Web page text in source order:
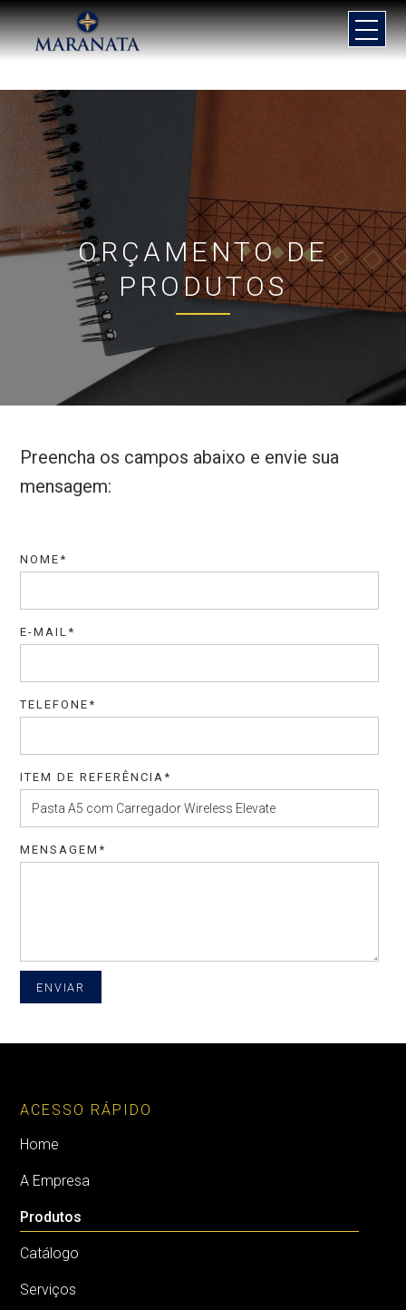
ORÇAMENTO DE
PRODUTOS
Preencha os campos abaixo e envie sua
mensagem:
NOME*
E-MAIL*
TELEFONE*
ITEM DE REFERÊNCIA*
MENSAGEM*
ACESSO RÁPIDO
Home
A Empresa
Produtos
Catálogo
Serviços